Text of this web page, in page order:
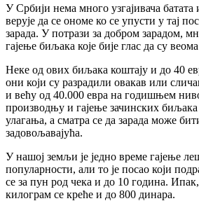
У Србији нема много узгајивача
верује да се ономе ко се упусти у тај
зарада. У потрази за добром зарадом,
гајење биљака које бије глас да су
Неке од ових биљака коштају и до 40
они који су разрадили овакав или
и већу од 40.000 евра на годишњем
производњу и гајење зачинских
улагања, а сматра се да зарада може
задовољавајућа.
У нашој земљи је једно време гајење
популарности, али то је посао који
се за пун род чека и до 10 година.
килограм се креће и до 800 динара.